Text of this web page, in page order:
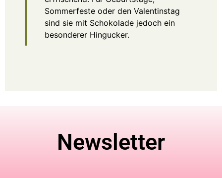
Sommerfeste oder den Valentinstag
sind sie mit Schokolade jedoch ein
besonderer Hingucker.
Newsletter